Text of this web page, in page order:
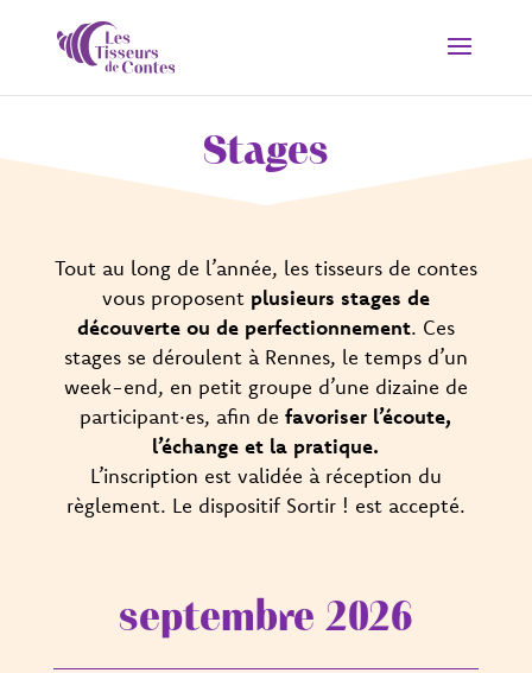
Stages
Tout au long de l’année, les tisseurs de contes
vous proposent plusieurs stages de
découverte ou de perfectionnement. Ces
stages se déroulent à Rennes, le temps d’un
week-end, en petit groupe d’une dizaine de
participant·es, afin defavoriser l’écoute,
l’échange et la pratique.
L’inscription est validée à réception du
règlement. Le dispositif Sortir ! est accepté.
septembre 2026